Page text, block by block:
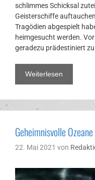
schlimmes Schicksal
Geisterschiffe
Tragödien abgespielt
heimgesucht werden.
geradezu prädestiniert
Weiterlesen
Geheimnisvolle Ozeane
22. Mai 2021 von